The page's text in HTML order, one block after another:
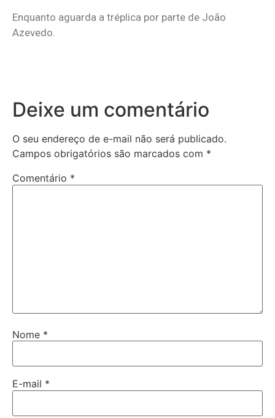
Enquanto aguarda a tréplica por parte de João
Azevedo.
Deixe um comentário
O seu endereço de e-mail não será publicado.
Campos obrigatórios são marcados com *
Comentário *
Nome *
E-mail *